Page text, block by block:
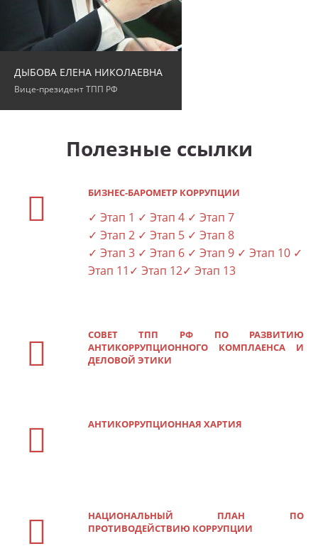
ДЫБОВА ЕЛЕНА НИКОЛАЕВНА
Вице-президент ТПП РФ
Полезные ссылки
БИЗНЕС-БАРОМЕТР КОРРУПЦИИ
✓ Этап 1 ✓ Этап 4 ✓ Этап 7
✓ Этап 2 ✓ Этап 5 ✓ Этап 8
✓ Этап 3 ✓ Этап 6 ✓ Этап 9 ✓ Этап 10 ✓
Этап 11 ✓ Этап 12✓ Этап 13
СОВЕТ ТПП РФ ПО РАЗВИТИЮ
АНТИКОРРУПЦИОННОГО КОМПЛАЕНСА И
ДЕЛОВОЙ ЭТИКИ
АНТИКОРРУПЦИОННАЯ ХАРТИЯ
НАЦИОНАЛЬНЫЙ ПЛАН ПО
ПРОТИВОДЕЙСТВИЮ КОРРУПЦИИ